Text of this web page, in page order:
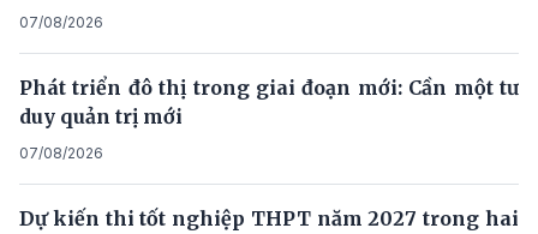
07/08/2026
Phát triển đô thị trong giai đoạn mới: Cần một tư
duy quản trị mới
07/08/2026
Dự kiến thi tốt nghiệp THPT năm 2027 trong hai